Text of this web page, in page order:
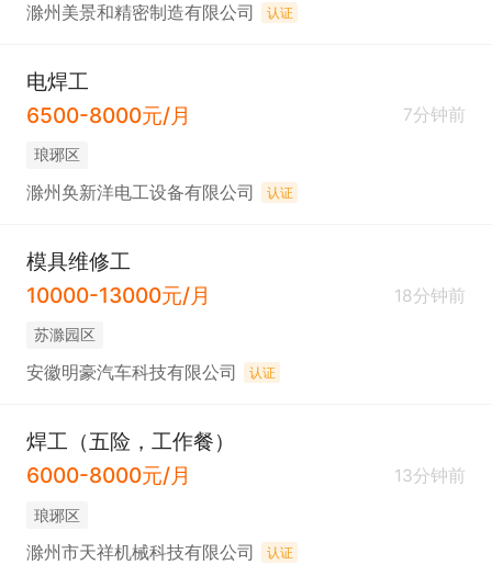
滁州美景和精密制造有限公司 认证
电焊工
6500-8000元/月
7分钟前
琅琊区
滁州奂新洋电工设备有限公司 认证
模具维修工
10000-13000元/月
18分钟前
苏滁园区
安徽明豪汽车科技有限公司 认证
焊工（五险，工作餐）
6000-8000元/月
13分钟前
琅琊区
滁州市天祥机械科技有限公司 认证